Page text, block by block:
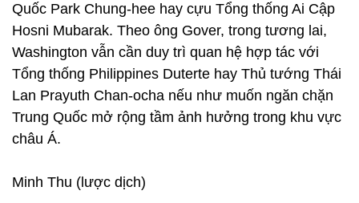
Quốc Park Chung-hee hay cựu Tổng thống Ai Cập
Hosni Mubarak. Theo ông Gover, trong tương lai,
Washington vẫn cần duy trì quan hệ hợp tác với
Tổng thống Philippines Duterte hay Thủ tướng Thái
Lan Prayuth Chan-ocha nếu như muốn ngăn chặn
Trung Quốc mở rộng tầm ảnh hưởng trong khu vực
châu Á.
Minh Thu (lược dịch)